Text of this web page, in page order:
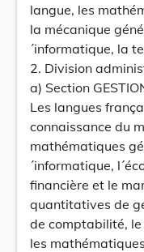
langue, les
la mécanique
´informatique, la
2. Division
a) Section
Les langues
connaissance du
mathématiques
´informatique,
financière et le
quantitatives de
de comptabilité,
les